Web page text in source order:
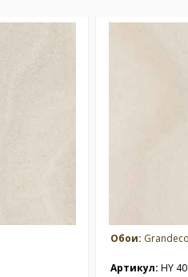
Обои:
Артикул: HY